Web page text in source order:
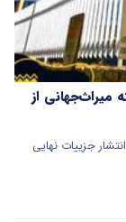
میراث‌جهانی از
جزییات نهایی